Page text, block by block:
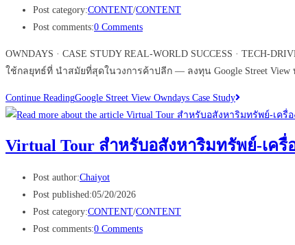
Post category:CONTENT/CONTENT
Post comments:0 Comments
OWNDAYS · CASE STUDY REAL-WORLD SUCCESS ·
ใช้กลยุทธ์ที่ นำสมัยที่สุดในวงการค้าปลีก — ลงทุน Google Street View
Continue ReadingGoogle Street View Owndays Case Study
Virtual Tour สำหรับอสังหาริมทรัพย์-เค
Post author:Chaiyot
Post published:05/20/2026
Post category:CONTENT/CONTENT
Post comments:0 Comments